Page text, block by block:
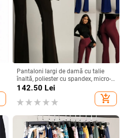
Pantaloni largi de damă cu talie
înaltă, poliester cu spandex, micro-
elasticitate, stil street fashionista
142.50 Lei
add_shopping_cart